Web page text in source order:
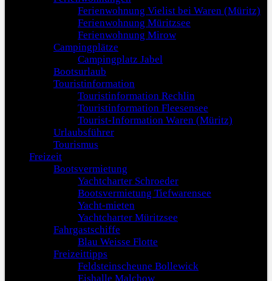
Ferienwohnung Vielist bei Waren (Müritz)
Ferienwohnung Müritzsee
Ferienwohnung Mirow
Campingplätze
Campingplatz Jabel
Bootsurlaub
Touristinformation
Touristinformation Rechlin
Touristinformation Fleesensee
Tourist-Information Waren (Müritz)
Urlaubsführer
Tourismus
Freizeit
Bootsvermietung
Yachtcharter Schroeder
Bootsvermietung Tiefwarensee
Yacht-mieten
Yachtcharter Müritzsee
Fahrgastschiffe
Blau Weisse Flotte
Freizeittipps
Feldsteinscheune Bollewick
Eishalle Malchow